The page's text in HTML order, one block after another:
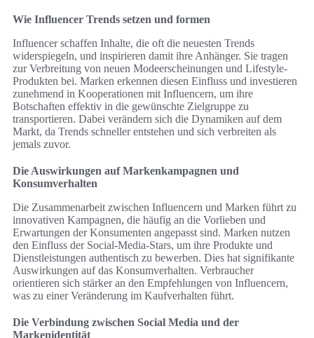
Wie Influencer Trends setzen und formen
Influencer schaffen Inhalte, die oft die neuesten Trends
widerspiegeln, und inspirieren damit ihre Anhänger. Sie tragen
zur Verbreitung von neuen Modeerscheinungen und Lifestyle-
Produkten bei. Marken erkennen diesen Einfluss und investieren
zunehmend in Kooperationen mit Influencern, um ihre
Botschaften effektiv in die gewünschte Zielgruppe zu
transportieren. Dabei verändern sich die Dynamiken auf dem
Markt, da Trends schneller entstehen und sich verbreiten als
jemals zuvor.
Die Auswirkungen auf Markenkampagnen und
Konsumverhalten
Die Zusammenarbeit zwischen Influencern und Marken führt zu
innovativen Kampagnen, die häufig an die Vorlieben und
Erwartungen der Konsumenten angepasst sind. Marken nutzen
den Einfluss der Social-Media-Stars, um ihre Produkte und
Dienstleistungen authentisch zu bewerben. Dies hat signifikante
Auswirkungen auf das Konsumverhalten. Verbraucher
orientieren sich stärker an den Empfehlungen von Influencern,
was zu einer Veränderung im Kaufverhalten führt.
Die Verbindung zwischen Social Media und der
Markenidentität